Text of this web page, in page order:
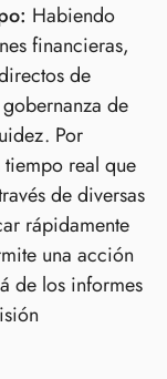
Habiendo
financieras,
de
de
Por
real que
de diversas
rápidamente
una acción
de los informes